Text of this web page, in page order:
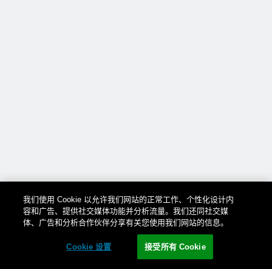
我们使用 Cookie 以允许我们网站的正常工作、个性化设计内
容和广告、提供社交媒体功能并分析流量。我们还同社交媒
体、广告和分析合作伙伴分享有关您使用我们网站的信息。
Cookie 设置 接受所有 Cookie